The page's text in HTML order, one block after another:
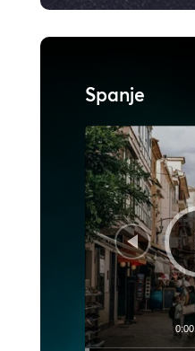
Spanje
Audiospeler
0:00